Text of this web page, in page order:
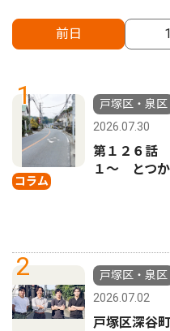
前日
1
コラム
戸塚区・泉区
2026.07.30
第１２６話
１〜 とつ
2
戸塚区・泉区
2026.07.02
戸塚区深